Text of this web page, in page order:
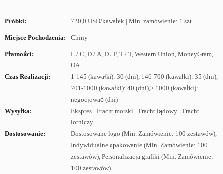
Próbki: 720,0 USD/kawałek | Min. zamówienie: 1 szt
Miejsce Pochodzenia: Chiny
Płatności:
L / C, D / A, D / P, T / T, Western Union, MoneyGram,
OA
Czas Realizacji:
1-145 (kawałki): 30 (dni), 146-700 (kawałki): 35 (dni),
701-1000 (kawałki): 40 (dni),> 1000 (kawałki):
negocjować (dni)
Wysyłka:
Ekspres · Fracht morski · Fracht lądowy · Fracht
lotniczy
Dostosowanie:
Dostosowane logo (Min. Zamówienie: 100 zestawów),
Indywidualne opakowanie (Min. Zamówienie: 100
zestawów), Personalizacja grafiki (Min. Zamówienie:
100 zestawów)